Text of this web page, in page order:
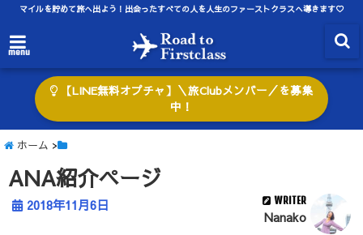
マイルを貯めて旅へ出よう！出会ったすべての人を人生のファーストクラスへ導きます♡
menu
【LINE無料オプチャ】＼旅Clubメンバー／を募集
中！
ホーム >
ANA紹介ページ
2018年11月6日 WRITER
Nanako